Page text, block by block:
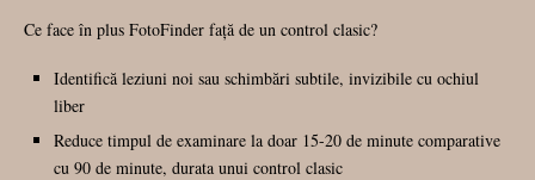
Ce face în plus FotoFinder față de un control clasic?
Identifică leziuni noi sau schimbări subtile, invizibile cu ochiul
liber
Reduce timpul de examinare la doar 15-20 de minute comparative
cu 90 de minute, durata unui control clasic